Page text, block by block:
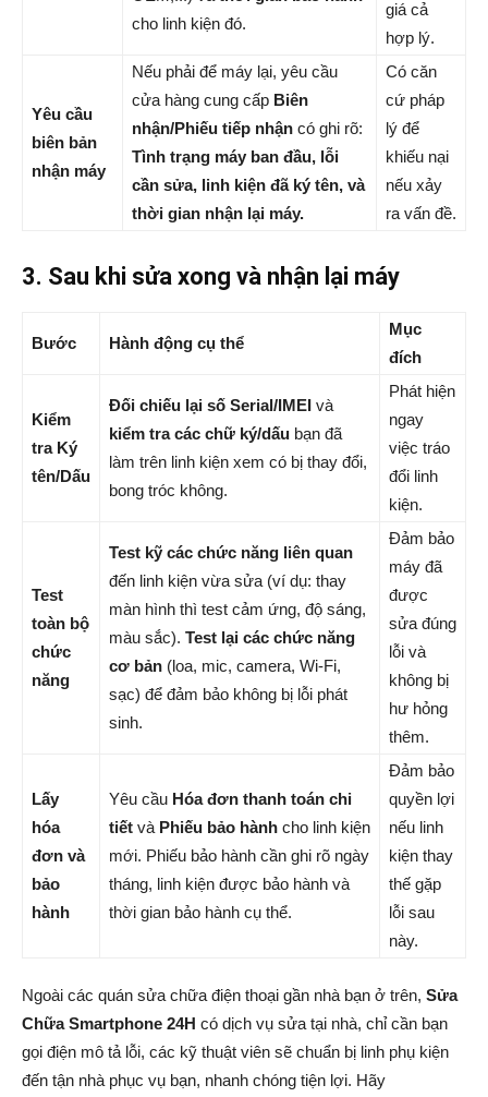
cho linh kiện đó.
giá cả
hợp lý.
Yêu cầu
biên bản
nhận máy
Nếu phải để máy lại, yêu cầu
cửa hàng cung cấp Biên
nhận/Phiếu tiếp nhận có ghi rõ:
Tình trạng máy ban đầu, lỗi
cần sửa, linh kiện đã ký tên, và
thời gian nhận lại máy.
Có căn
cứ pháp
lý để
khiếu nại
nếu xảy
ra vấn đề.
3. Sau khi sửa xong và nhận lại máy
Bước Hành động cụ thể
Mục
đích
Kiểm
tra Ký
tên/Dấu
Đối chiếu lại số Serial/IMEI và
kiểm tra các chữ ký/dấu bạn đã
làm trên linh kiện xem có bị thay đổi,
bong tróc không.
Phát hiện
ngay
việc tráo
đổi linh
kiện.
Test
toàn bộ
chức
năng
Test kỹ các chức năng liên quan
đến linh kiện vừa sửa (ví dụ: thay
màn hình thì test cảm ứng, độ sáng,
màu sắc). Test lại các chức năng
cơ bản (loa, mic, camera, Wi-Fi,
sạc) để đảm bảo không bị lỗi phát
sinh.
Đảm bảo
máy đã
được
sửa đúng
lỗi và
không bị
hư hỏng
thêm.
Lấy
hóa
đơn và
bảo
hành
Yêu cầu Hóa đơn thanh toán chi
tiết và Phiếu bảo hành cho linh kiện
mới. Phiếu bảo hành cần ghi rõ ngày
tháng, linh kiện được bảo hành và
thời gian bảo hành cụ thể.
Đảm bảo
quyền lợi
nếu linh
kiện thay
thế gặp
lỗi sau
này.
Ngoài các quán sửa chữa điện thoại gần nhà bạn ở trên, Sửa
Chữa Smartphone 24H có dịch vụ sửa tại nhà, chỉ cần bạn
gọi điện mô tả lỗi, các kỹ thuật viên sẽ chuẩn bị linh phụ kiện
đến tận nhà phục vụ bạn, nhanh chóng tiện lợi. Hãy